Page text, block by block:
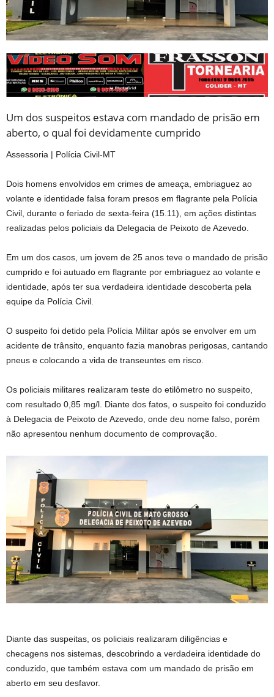
Um dos suspeitos estava com mandado de prisão em
aberto, o qual foi devidamente cumprido
Assessoria | Polícia Civil-MT
Dois homens envolvidos em crimes de ameaça, embriaguez ao
volante e identidade falsa foram presos em flagrante pela Polícia
Civil, durante o feriado de sexta-feira (15.11), em ações distintas
realizadas pelos policiais da Delegacia de Peixoto de Azevedo.
Em um dos casos, um jovem de 25 anos teve o mandado de prisão
cumprido e foi autuado em flagrante por embriaguez ao volante e
identidade, após ter sua verdadeira identidade descoberta pela
equipe da Polícia Civil.
O suspeito foi detido pela Polícia Militar após se envolver em um
acidente de trânsito, enquanto fazia manobras perigosas, cantando
pneus e colocando a vida de transeuntes em risco.
Os policiais militares realizaram teste do etilômetro no suspeito,
com resultado 0,85 mg/l. Diante dos fatos, o suspeito foi conduzido
à Delegacia de Peixoto de Azevedo, onde deu nome falso, porém
não apresentou nenhum documento de comprovação.
Diante das suspeitas, os policiais realizaram diligências e
checagens nos sistemas, descobrindo a verdadeira identidade do
conduzido, que também estava com um mandado de prisão em
aberto em seu desfavor.